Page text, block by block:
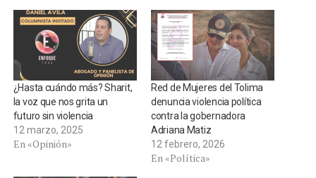
¿Hasta cuándo más? Sharit,
la voz que nos grita un
futuro sin violencia
12 marzo, 2025
En «Opinión»
Red de Mujeres del Tolima
denuncia violencia política
contra la gobernadora
Adriana Matiz
12 febrero, 2026
En «Política»